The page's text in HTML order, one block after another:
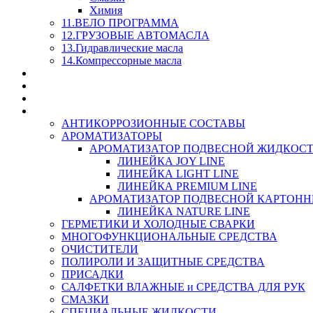
Химия
11.ВЕЛО ПРОГРАММА
12.ГРУЗОВЫЕ АВТОМАСЛА
13.Гидравлические масла
14.Компрессорные масла
АНТИКОРРОЗИОННЫЕ СОСТАВЫ
АРОМАТИЗАТОРЫ
АРОМАТИЗАТОР ПОДВЕСНОЙ
ЛИНЕЙКА JOY LINE
ЛИНЕЙКА LIGHT LINE
ЛИНЕЙКА PREMIUM LINE
АРОМАТИЗАТОР ПОДВЕСНОЙ
ЛИНЕЙКА NATURE LINE
ГЕРМЕТИКИ И ХОЛОДНЫЕ СВАРКИ
МНОГОФУНКЦИОНАЛЬНЫЕ СРЕДСТВА
ОЧИСТИТЕЛИ
ПОЛИРОЛИ И ЗАЩИТНЫЕ СРЕДСТВА
ПРИСАДКИ
САЛФЕТКИ ВЛАЖНЫЕ и СРЕДСТВА ДЛЯ РУК
СМАЗКИ